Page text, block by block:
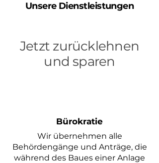
Unsere Dienstleistungen
Jetzt zurücklehnen
und sparen
Bürokratie
Wir übernehmen alle
Behördengänge und Anträge, die
während des Baues einer Anlage